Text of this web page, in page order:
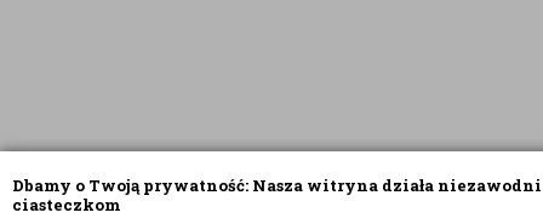
Dbamy o Twoją prywatność: Nasza witryna działa
ciasteczkom